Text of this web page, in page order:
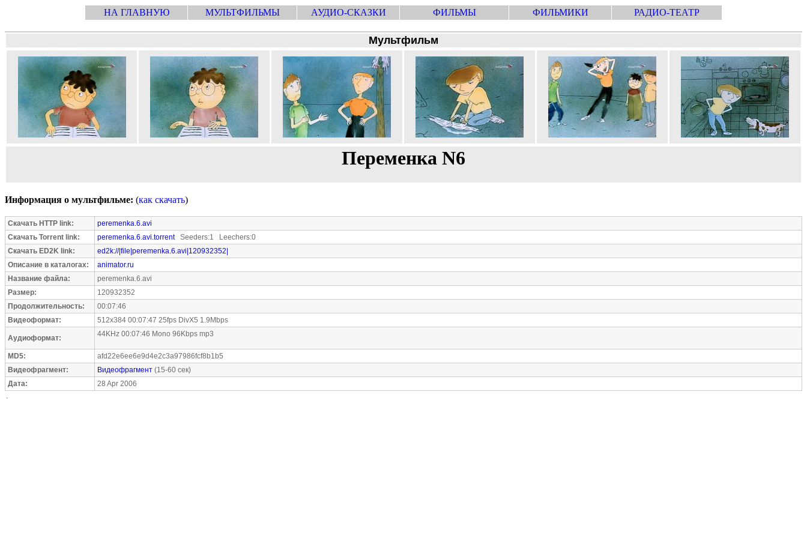
НА ГЛАВНУЮ МУЛЬТФИЛЬМЫ АУДИО-СКАЗКИ ФИЛЬМЫ ФИЛЬМИКИ РАДИО-ТЕАТР
Мультфильм
Переменка N6
Информация о мультфильме: (как скачать)
Скачать HTTP link:
peremenka.6.avi
Скачать Torrent link:
peremenka.6.avi.torrentSeeders:1 Leechers:0
Скачать ED2K link:
ed2k://|file|peremenka.6.avi|120932352|
Описание в каталогах:
animator.ru
Название файла:
peremenka.6.avi
Размер:
120932352
Продолжительность:
00:07:46
Видеоформат:
512x384 00:07:47 25fps DivX5 1.9Mbps
Аудиоформат: 44KHz 00:07:46 Mono 96Kbps mp3
MD5:
afd22e6ee6e9d4e2c3a97986fcf8b1b5
Видеофрагмент:
Видеофрагмент (15-60 сек)
Дата:
28 Apr 2006